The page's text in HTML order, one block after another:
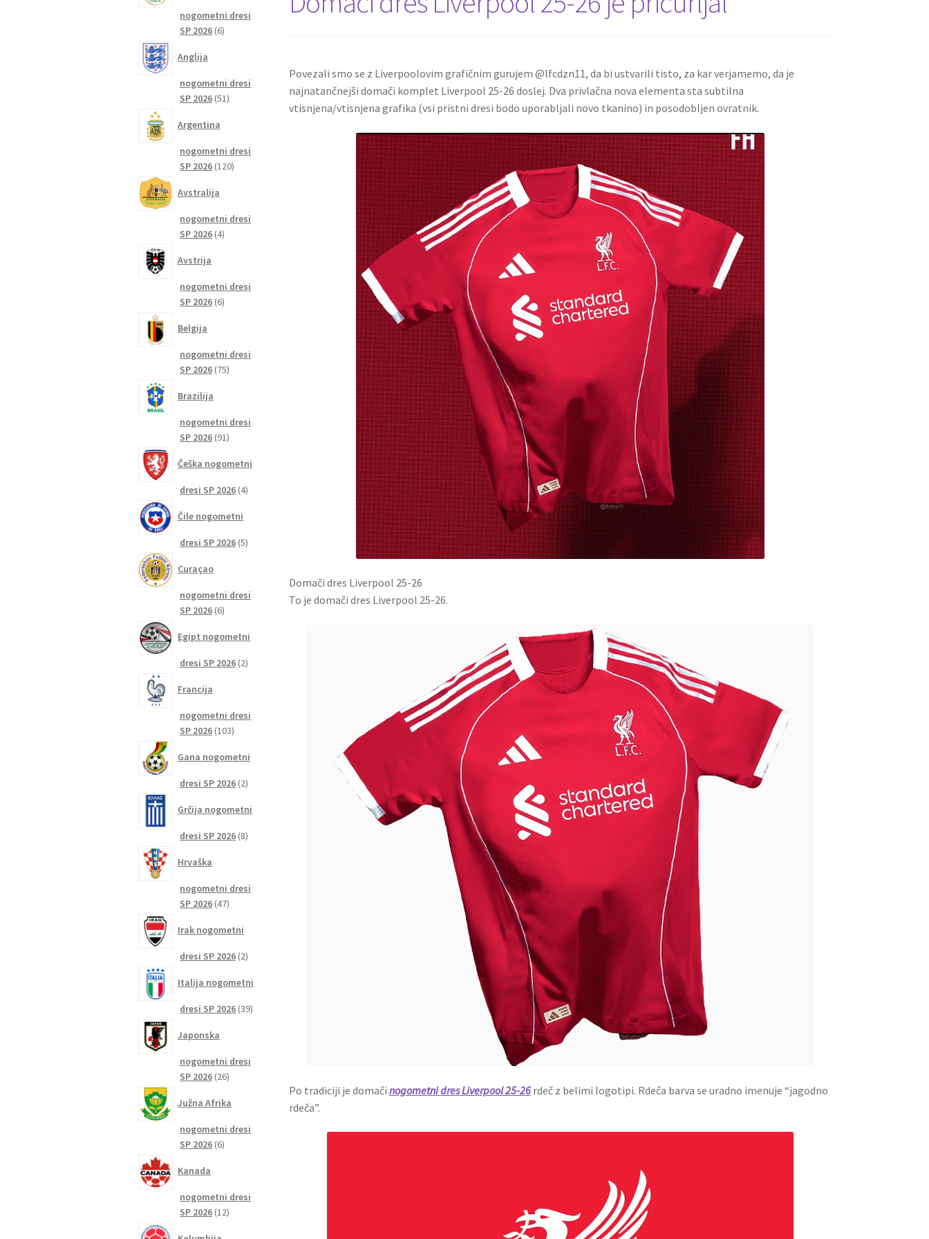
Povezali smo se z Liverpoolovim grafičnim gurujem @lfcdzn11, da bi ustvarili tisto, za kar verjamemo, da je
najnatančnejši domači komplet Liverpool 25-26 doslej. Dva privlačna nova elementa sta subtilna
vtisnjena/vtisnjena grafika (vsi pristni dresi bodo uporabljali novo tkanino) in posodobljen ovratnik.
Domači dres Liverpool 25-26
To je domači dres Liverpool 25-26.
Po tradiciji je domači nogometni dres Liverpool 25-26rdeč z belimi logotipi. Rdeča barva se uradno imenuje “jagodno
rdeča”.
nogometni dresi
SP 2026 66
Anglija
nogometni dresi
SP 2026 5151
Argentina
nogometni dresi
SP 2026 120120
Avstralija
nogometni dresi
SP 2026 44
Avstrija
nogometni dresi
SP 2026 66
Belgija
nogometni dresi
SP 2026 7575
Brazilija
nogometni dresi
SP 2026 9191
Češka nogometni
dresi SP 2026 44
Čile nogometni
dresi SP 2026 55
Curaçao
nogometni dresi
SP 2026 66
Egipt nogometni
dresi SP 2026 22
Francija
nogometni dresi
SP 2026 103103
Gana nogometni
dresi SP 2026 22
Grčija nogometni
dresi SP 2026 88
Hrvaška
nogometni dresi
SP 2026 4747
Irak nogometni
dresi SP 2026 22
Italija nogometni
dresi SP 2026 3939
Japonska
nogometni dresi
SP 2026 2626
Južna Afrika
nogometni dresi
SP 2026 66
Kanada
nogometni dresi
SP 2026 1212